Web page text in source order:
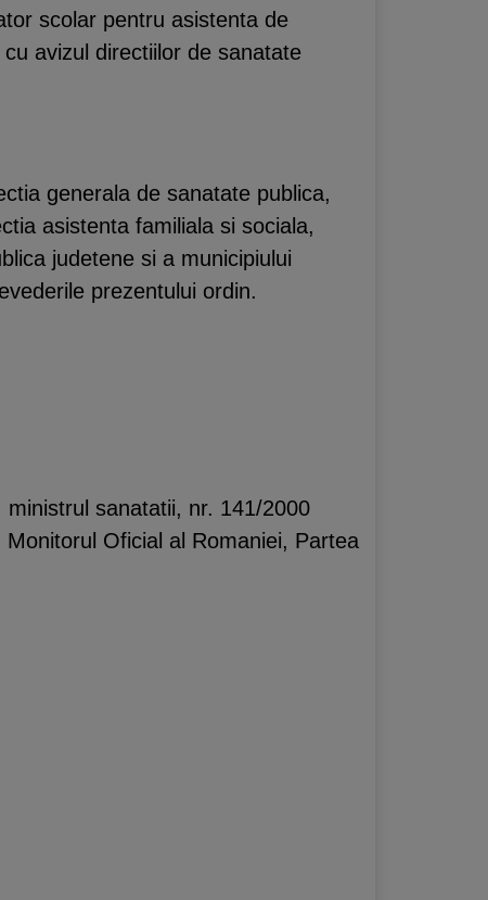
scolar pentru asistenta de
avizul directiilor de sanatate
generala de sanatate publica,
asistenta familiala si sociala,
judetene si a municipiului
prezentului ordin.
sanatatii, nr. 141/2000
Oficial al Romaniei, Partea